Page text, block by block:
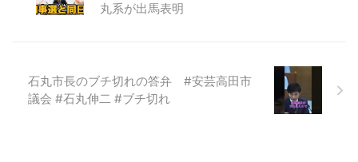
丸系が出馬表明
石丸市長のブチ切れの答弁 #安芸高田市
議会 #石丸伸二 #ブチ切れ